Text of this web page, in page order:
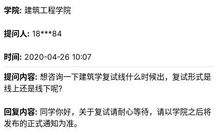
学院: 建筑工程学院
提问人: 18***84
时间: 2020-04-26 10:07
提问内容: 想咨询一下建筑学复试线什么时候出，复试形式是
线上还是线下呢?
回复内容: 同学你好，关于复试请耐心等待，请以学院之后将
发布的正式通知为准。